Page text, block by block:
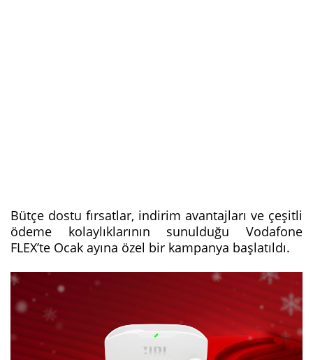
Bütçe dostu fırsatlar, indirim avantajları ve çeşitli
ödeme kolaylıklarının sunulduğu Vodafone
FLEX’te Ocak ayına özel bir kampanya başlatıldı.